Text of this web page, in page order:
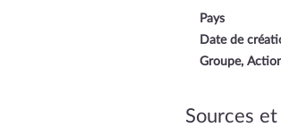
Pays
Date de
Groupe,
Sources